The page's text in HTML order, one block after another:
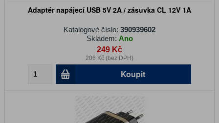
Adaptér napájecí USB 5V 2A / zásuvka CL 12V 1A
Katalogové číslo: 390939602
Skladem: Ano
249 Kč
206 Kč (bez DPH)
Koupit